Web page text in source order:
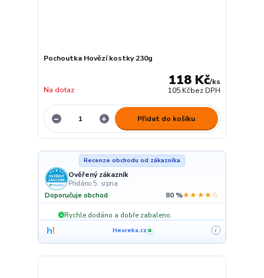
Pochoutka Hovězí kostky 230g
118 Kč/ks
105 Kčbez DPH
Na dotaz
Přidat do košíku
Recenze obchodu od zákazníka
Ověřený zákazník
Přidáno 5. srpna
Doporučuje obchod 80 %★★★★☆
+ Rychle dodáno a dobře zabaleno.
Heureka.cz ✓ i